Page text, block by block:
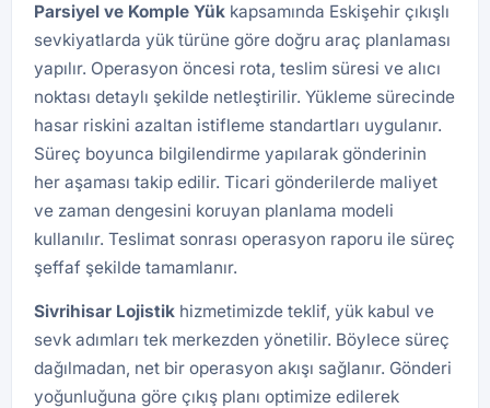
Parsiyel ve Komple Yük kapsamında Eskişehir çıkışlı
sevkiyatlarda yük türüne göre doğru araç planlaması
yapılır. Operasyon öncesi rota, teslim süresi ve alıcı
noktası detaylı şekilde netleştirilir. Yükleme sürecinde
hasar riskini azaltan istifleme standartları uygulanır.
Süreç boyunca bilgilendirme yapılarak gönderinin
her aşaması takip edilir. Ticari gönderilerde maliyet
ve zaman dengesini koruyan planlama modeli
kullanılır. Teslimat sonrası operasyon raporu ile süreç
şeffaf şekilde tamamlanır.
Sivrihisar Lojistik hizmetimizde teklif, yük kabul ve
sevk adımları tek merkezden yönetilir. Böylece süreç
dağılmadan, net bir operasyon akışı sağlanır. Gönderi
yoğunluğuna göre çıkış planı optimize edilerek